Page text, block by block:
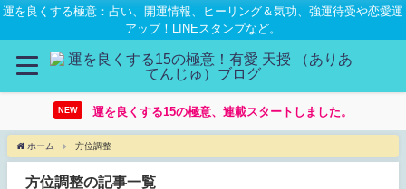
運を良くする極意：占い、開運情報、ヒーリング＆気功、強運待受や恋愛運
アップ！LINEスタンプなど。
NEW 運を良くする15の極意、連載スタートしました。
ホーム 方位調整
方位調整の記事一覧